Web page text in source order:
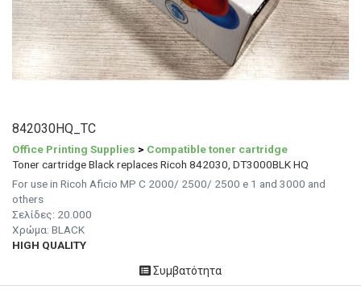
842030HQ_TC
Office Printing Supplies > Compatible toner cartridge
Toner cartridge Black replaces Ricoh 842030, DT3000BLK HQ
For use in Ricoh Aficio MP C 2000/ 2500/ 2500 e 1 and 3000 and
others
Σελίδες: 20.000
Χρώμα: BLACK
HIGH QUALITY
Συμβατότητα